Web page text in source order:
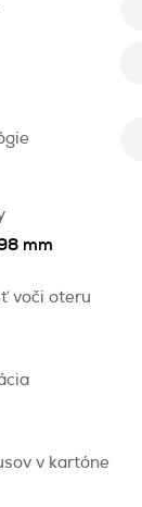
mm
voči oteru
v kartóne